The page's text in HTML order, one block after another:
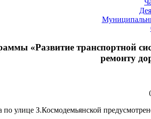
«Развитие транспортной
ремонту
по улице З.Космодемьянской